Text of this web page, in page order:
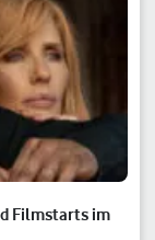
Filmstarts im